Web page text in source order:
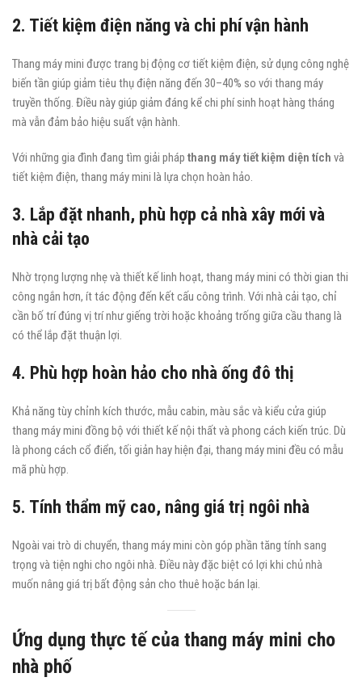
2. Tiết kiệm điện năng và chi phí vận hành
Thang máy mini được trang bị động cơ tiết kiệm điện, sử dụng công nghệ
biến tần giúp giảm tiêu thụ điện năng đến 30–40% so với thang máy
truyền thống. Điều này giúp giảm đáng kể chi phí sinh hoạt hàng tháng
mà vẫn đảm bảo hiệu suất vận hành.
Với những gia đình đang tìm giải pháp thang máy tiết kiệm diện tích và
tiết kiệm điện, thang máy mini là lựa chọn hoàn hảo.
3. Lắp đặt nhanh, phù hợp cả nhà xây mới và
nhà cải tạo
Nhờ trọng lượng nhẹ và thiết kế linh hoạt, thang máy mini có thời gian thi
công ngắn hơn, ít tác động đến kết cấu công trình. Với nhà cải tạo, chỉ
cần bố trí đúng vị trí như giếng trời hoặc khoảng trống giữa cầu thang là
có thể lắp đặt thuận lợi.
4. Phù hợp hoàn hảo cho nhà ống đô thị
Khả năng tùy chỉnh kích thước, mẫu cabin, màu sắc và kiểu cửa giúp
thang máy mini đồng bộ với thiết kế nội thất và phong cách kiến trúc. Dù
là phong cách cổ điển, tối giản hay hiện đại, thang máy mini đều có mẫu
mã phù hợp.
5. Tính thẩm mỹ cao, nâng giá trị ngôi nhà
Ngoài vai trò di chuyển, thang máy mini còn góp phần tăng tính sang
trọng và tiện nghi cho ngôi nhà. Điều này đặc biệt có lợi khi chủ nhà
muốn nâng giá trị bất động sản cho thuê hoặc bán lại.
Ứng dụng thực tế của thang máy mini cho
nhà phố